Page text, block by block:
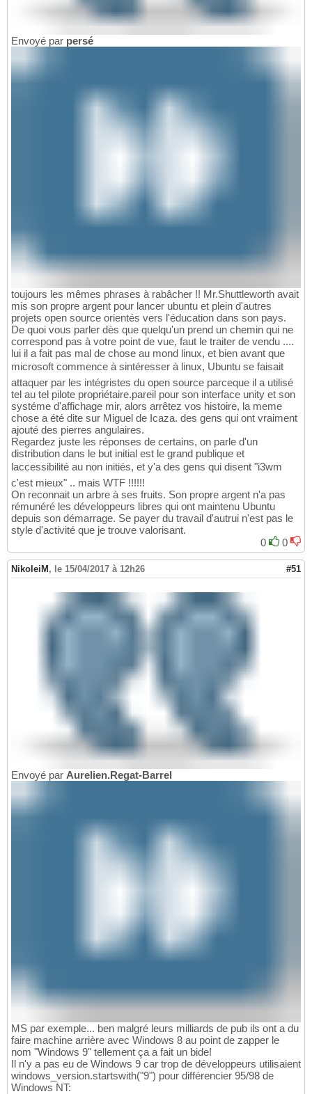
Envoyé par persé
toujours les mêmes phrases à rabâcher !! Mr.Shuttleworth avait
mis son propre argent pour lancer ubuntu et plein d'autres
projets open source orientés vers l'éducation dans son pays.
De quoi vous parler dès que quelqu'un prend un chemin qui ne
correspond pas à votre point de vue, faut le traiter de vendu ....
lui il a fait pas mal de chose au mond linux, et bien avant que
microsoft commence à sintéresser à linux, Ubuntu se faisait
attaquer par les intégristes du open source parceque il a utilisé
tel au tel pilote propriétaire.pareil pour son interface unity et son
systéme d'affichage mir, alors arrêtez vos histoire, la meme
chose a été dite sur Miguel de Icaza. des gens qui ont vraiment
ajouté des pierres angulaires.
Regardez juste les réponses de certains, on parle d'un
distribution dans le but initial est le grand publique et
laccessibilité au non initiés, et y'a des gens qui disent "i3wm
c'est mieux" .. mais WTF !!!!!!
On reconnait un arbre à ses fruits. Son propre argent n'a pas
rémunéré les développeurs libres qui ont maintenu Ubuntu
depuis son démarrage. Se payer du travail d'autrui n'est pas le
style d'activité que je trouve valorisant.
0
0
NikoleiM , le 15/04/2017 à 12h26 #51
Envoyé par Aurelien.Regat-Barrel
MS par exemple... ben malgré leurs milliards de pub ils ont a du
faire machine arrière avec Windows 8 au point de zapper le
nom "Windows 9" tellement ça a fait un bide!
Il n'y a pas eu de Windows 9 car trop de développeurs utilisaient
windows_version.startswith("9") pour différencier 95/98 de
Windows NT: